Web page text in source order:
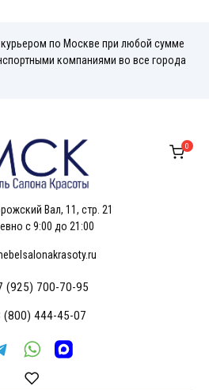
курьером по Москве при любой сумме
компаниями во все города
Вал, 11, стр. 21
с 9:00 до 21:00
(925) 700-70-95
(800) 444-45-07
0